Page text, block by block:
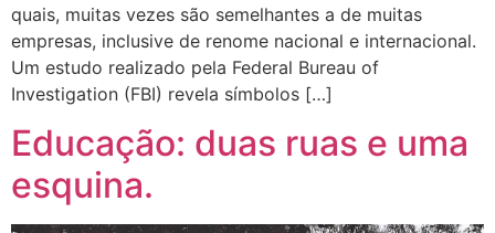
quais, muitas vezes são semelhantes a de muitas
empresas, inclusive de renome nacional e internacional.
Um estudo realizado pela Federal Bureau of
Investigation (FBI) revela símbolos […]
Educação: duas ruas e uma
esquina.